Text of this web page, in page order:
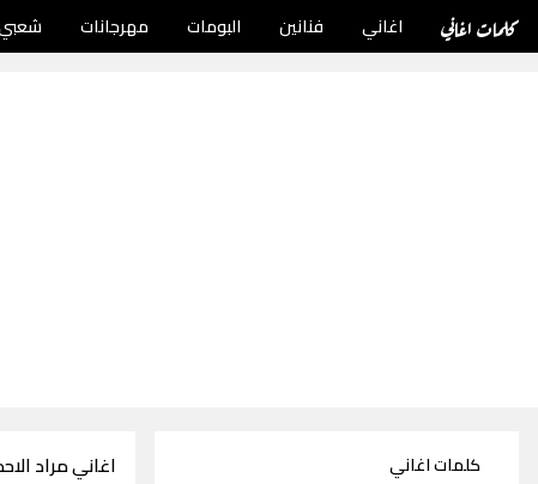
كلمات اغاني اغاني فنانين البومات مهرجانات
كلمات اغاني
اغاني مراد الاحمد 2